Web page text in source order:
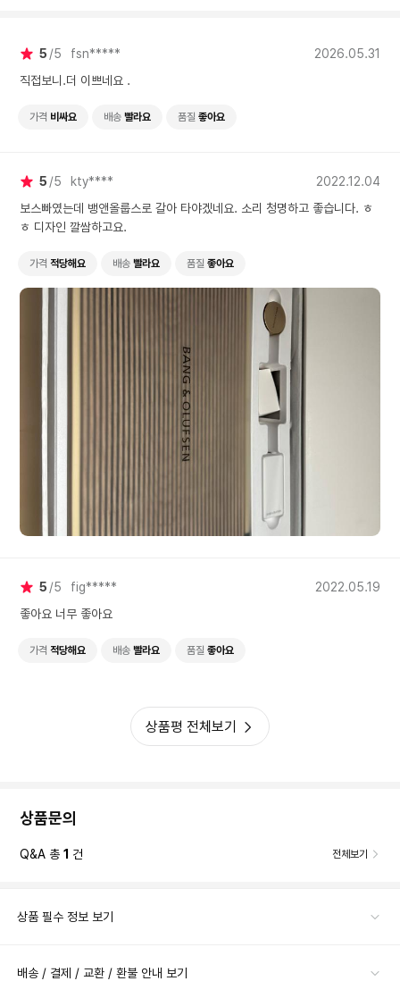
5 5 fsn*****
2026.05.31
직접보니.더 이쁘네요 .
가격 비싸요 배송 빨라요 품질 좋아요
5 5 kty****
2022.12.04
보스빠였는데 뱅앤올룹스로 갈아 타야겠네요. 소리 청명하고 좋습니다. ㅎ
ㅎ 디자인 깔쌈하고요.
가격 적당해요 배송 빨라요 품질 좋아요
5 5 fig*****
2022.05.19
좋아요 너무 좋아요
가격 적당해요 배송 빨라요 품질 좋아요
상품평 전체보기
상품문의
Q&A 총 1 건 전체보기
상품 필수 정보 보기
배송 / 결제 / 교환 / 환불 안내 보기